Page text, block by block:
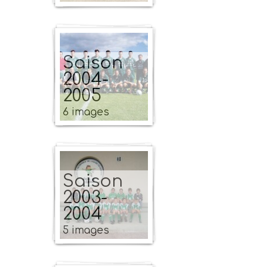
Saison
2004-
2005
6 images
Saison
2003-
2004
5 images